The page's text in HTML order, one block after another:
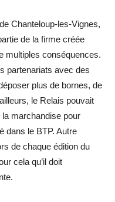
Chanteloup-les-Vignes,
de la firme créée
multiples conséquences.
partenariats avec des
plus de bornes, de
le Relais pouvait
marchandise pour
dans le BTP. Autre
de chaque édition du
cela qu’il doit